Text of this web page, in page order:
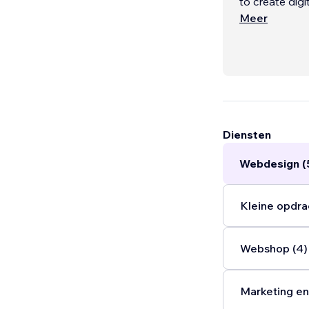
measurable
solutions
Meer
Diensten
Webdesign
Kleine
Webshop (4)
Marketing